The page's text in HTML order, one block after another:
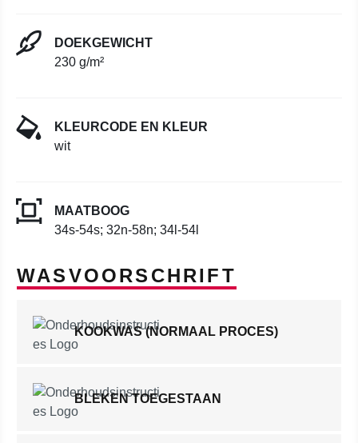
DOEKGEWICHT
230 g/m²
KLEURCODE EN KLEUR
wit
MAATBOOG
34s-54s; 32n-58n; 34l-54l
WASVOORSCHRIFT
KOOKWAS (NORMAAL PROCES)
BLEKEN TOEGESTAAN